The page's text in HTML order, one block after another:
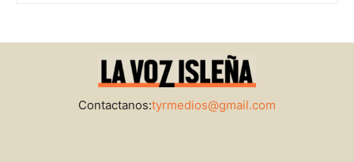
Contactanos:tyrmedios@gmail.com